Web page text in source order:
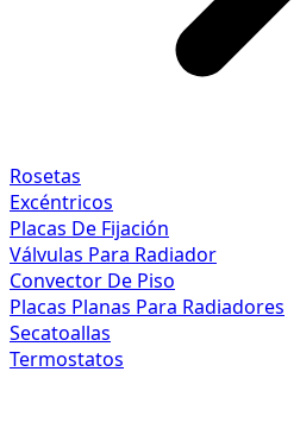
Rosetas
Excéntricos
Placas De Fijación
Válvulas Para Radiador
Convector De Piso
Placas Planas Para Radiadores
Secatoallas
Termostatos